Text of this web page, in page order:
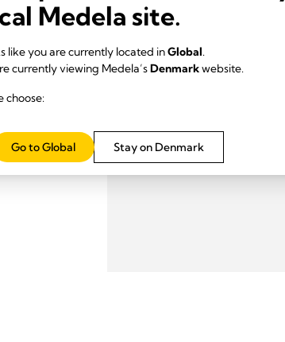
på
3 og 5 liter) RCS er
Gradueringen gør
Medela site.
like you are currently located inGlobal.
currently viewing Medela’sDenmarkwebsite.
choose:
Stay on Denmark
Go to Global